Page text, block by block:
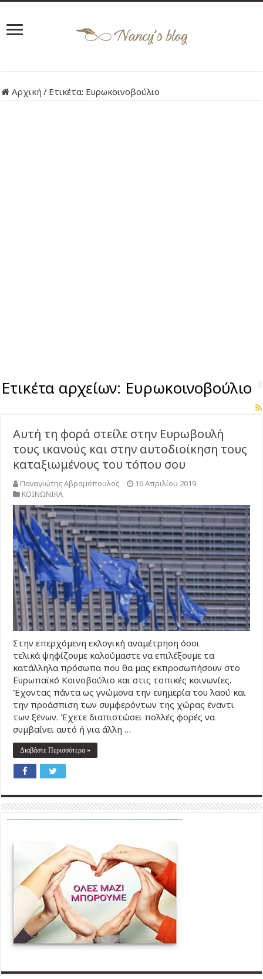
Αρχική / Ετικέτα: Ευρωκοινοβούλιο
Ετικέτα αρχείων: Ευρωκοινοβούλιο
Αυτή τη φορά στείλε στην Ευρωβουλή
τους ικανούς και στην αυτοδιοίκηση τους
καταξιωμένους του τόπου σου
Παναγιώτης Αβραμόπουλος
16 Απριλίου 2019
ΚΟΙΝΩΝΙΚΑ
Στην επερχόμενη εκλογική αναμέτρηση όσοι
τελικά ψηφίζουμε καλούμαστε να επιλέξουμε τα
κατάλληλα πρόσωπα που θα μας εκπροσωπήσουν στο
Ευρωπαϊκό Κοινοβούλιο και στις τοπικές κοινωνίες.
Έχοντας πάντα ως γνώμονα την ευημερία του λαού και
την προάσπιση των συμφερόντων της χώρας έναντι
των ξένων. Έχετε διαπιστώσει πολλές φορές να
συμβαίνει αυτό ή για άλλη …
Διαβάστε Περισσότερα »